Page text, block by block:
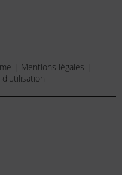
| Mentions légales |
d'utilisation